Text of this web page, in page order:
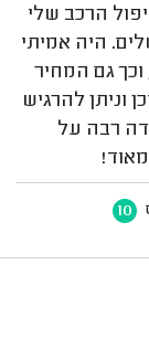
הרכב שלי
היה אמיתי
גם המחיר
וניתן להרגיש
רבה על
10